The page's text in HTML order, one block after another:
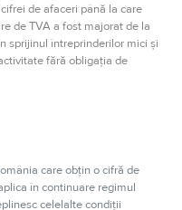
de afaceri până la care
de TVA a fost majorat de la
sprijinul întreprinderilor mici și
fără obligația de
care obțin o cifră de
în continuare regimul
celelalte condiții